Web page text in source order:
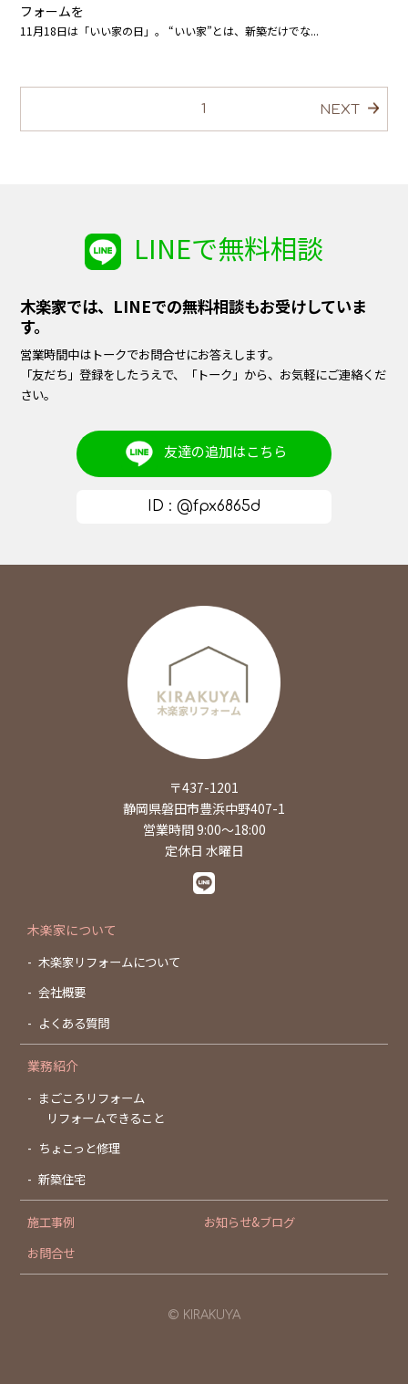
フォームを
11月18日は「いい家の日」。 “いい家”とは、新築だけでな...
1 NEXT
LINEで無料相談
木楽家では、LINEでの無料相談もお受けしていま
す。
営業時間中はトークでお問合せにお答えします。
「友だち」登録をしたうえで、「トーク」から、お気軽にご連絡くだ
さい。
友達の追加はこちら
ID : @fpx6865d
〒437-1201
静岡県磐田市豊浜中野407-1
営業時間 9:00～18:00
定休日 水曜日
木楽家について
木楽家リフォームについて
会社概要
よくある質問
業務紹介
まごころリフォーム
リフォームできること
ちょこっと修理
新築住宅
施工事例
お知らせ&ブログ
お問合せ
© KIRAKUYA